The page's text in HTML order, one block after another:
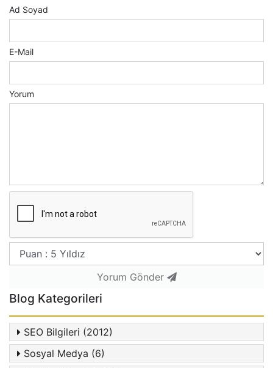
Ad Soyad
E-Mail
Yorum
Yorum Gönder
Blog Kategorileri
SEO Bilgileri (2012)
Sosyal Medya (6)